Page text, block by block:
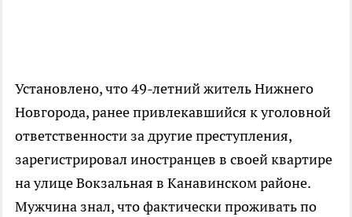
Установлено, что 49-летний житель Нижнего
Новгорода, ранее привлекавшийся к уголовной
ответственности за другие преступления,
зарегистрировал иностранцев в своей квартире
на улице Вокзальная в Канавинском районе.
Мужчина знал, что фактически проживать по